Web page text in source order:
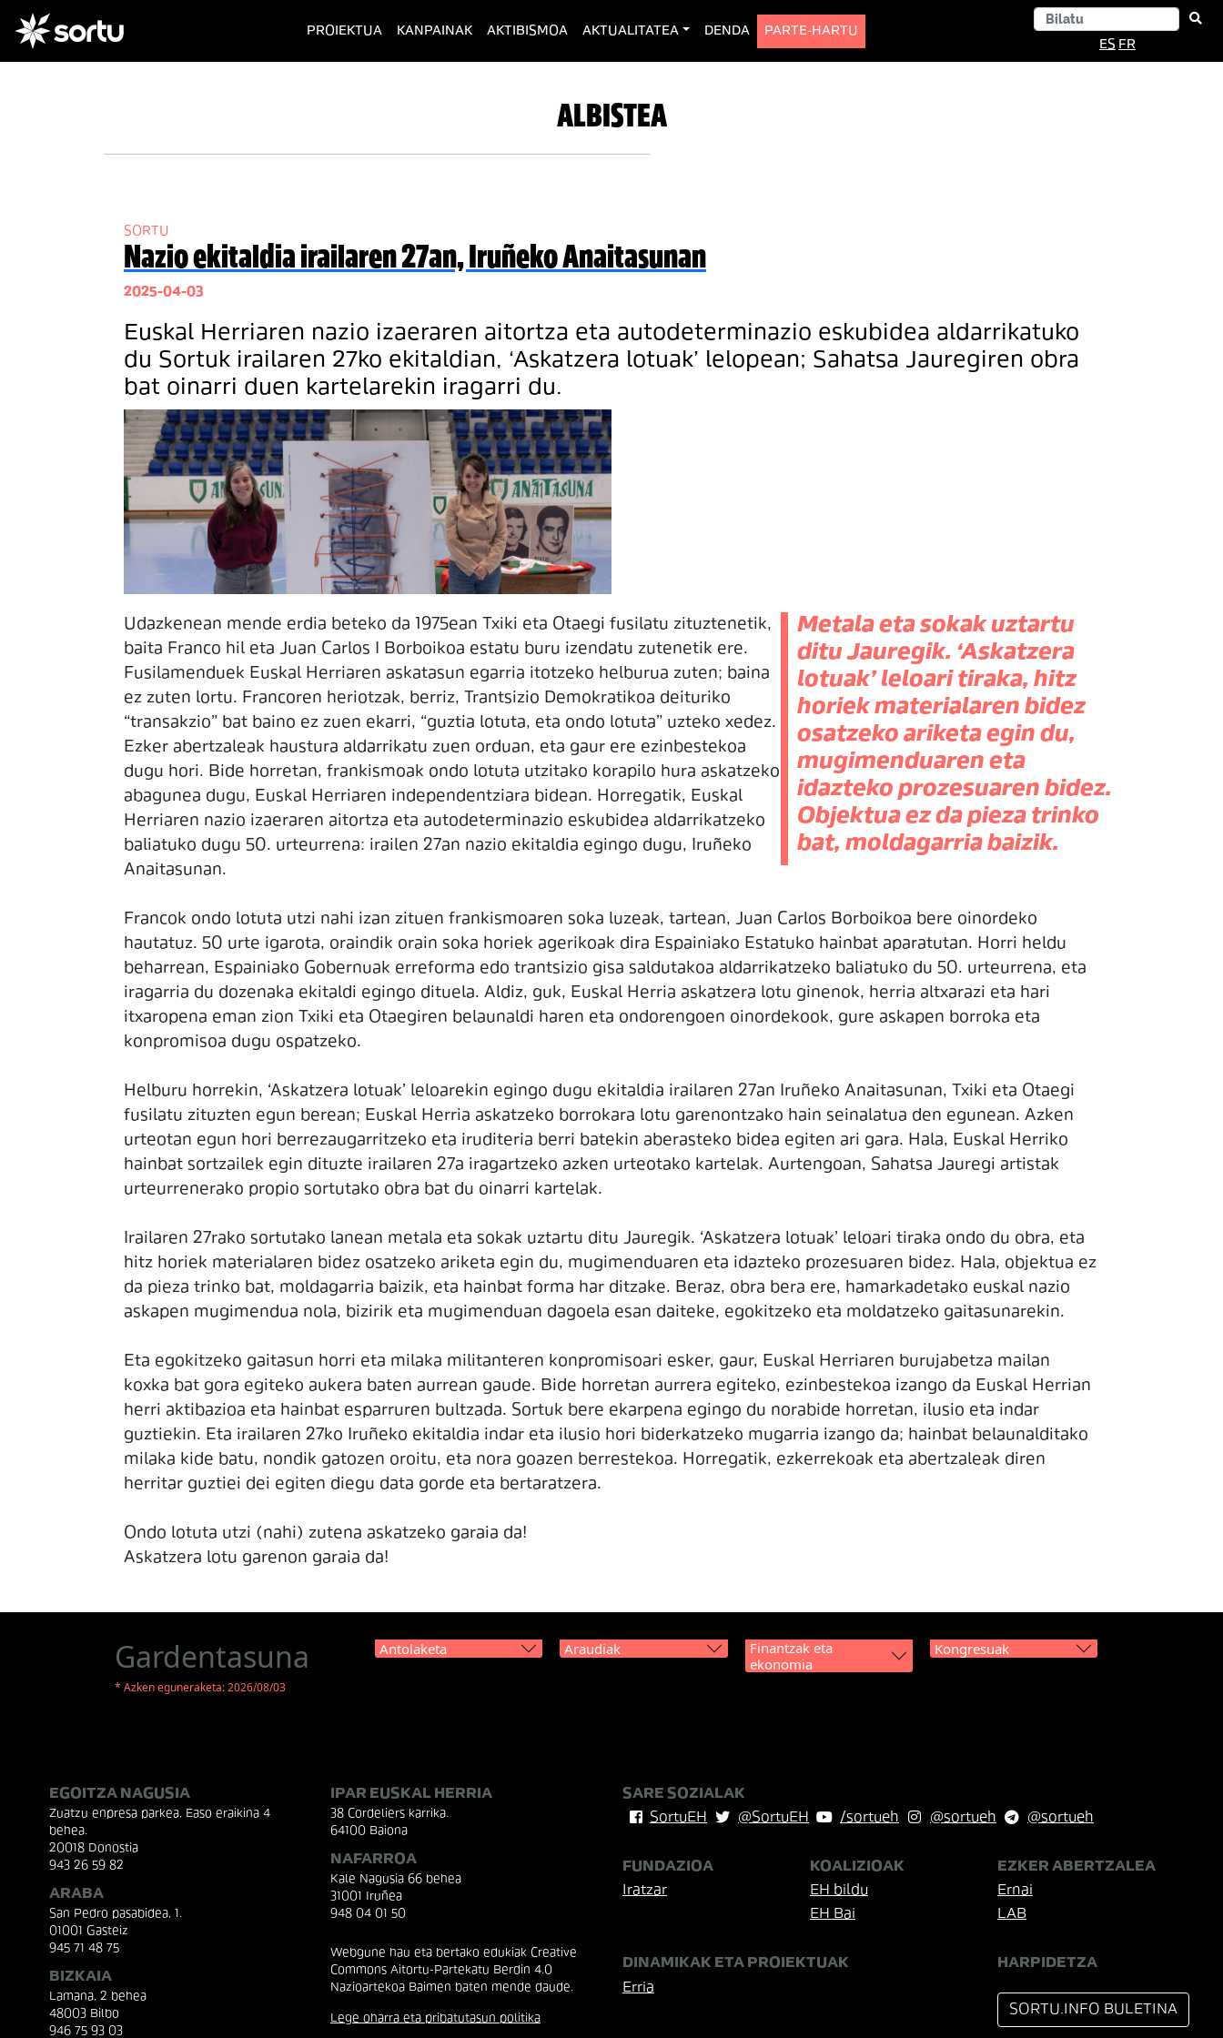
PROIEKTUA (current)
KANPAINAK AKTIBISMOA AKTUALITATEA DENDA
PARTE-HARTU
ES FR
ALBISTEA
SORTU
Nazio ekitaldia irailaren 27an, Iruñeko Anaitasunan
2025-04-03
Euskal Herriaren nazio izaeraren aitortza eta autodeterminazio eskubidea aldarrikatuko
du Sortuk irailaren 27ko ekitaldian, ‘Askatzera lotuak’ lelopean; Sahatsa Jauregiren obra
bat oinarri duen kartelarekin iragarri du.
Metala eta sokak uztartu
ditu Jauregik. ‘Askatzera
lotuak’ leloari tiraka, hitz
horiek materialaren bidez
osatzeko ariketa egin du,
mugimenduaren eta
idazteko prozesuaren bidez.
Objektua ez da pieza trinko
bat, moldagarria baizik.
Udazkenean mende erdia beteko da 1975ean Txiki eta Otaegi fusilatu zituztenetik,
baita Franco hil eta Juan Carlos I Borboikoa estatu buru izendatu zutenetik ere.
Fusilamenduek Euskal Herriaren askatasun egarria itotzeko helburua zuten; baina
ez zuten lortu. Francoren heriotzak, berriz, Trantsizio Demokratikoa deituriko
“transakzio” bat baino ez zuen ekarri, “guztia lotuta, eta ondo lotuta” uzteko xedez.
Ezker abertzaleak haustura aldarrikatu zuen orduan, eta gaur ere ezinbestekoa
dugu hori. Bide horretan, frankismoak ondo lotuta utzitako korapilo hura askatzeko
abagunea dugu, Euskal Herriaren independentziara bidean. Horregatik, Euskal
Herriaren nazio izaeraren aitortza eta autodeterminazio eskubidea aldarrikatzeko
baliatuko dugu 50. urteurrena: irailen 27an nazio ekitaldia egingo dugu, Iruñeko
Anaitasunan.
Francok ondo lotuta utzi nahi izan zituen frankismoaren soka luzeak, tartean, Juan Carlos Borboikoa bere oinordeko
hautatuz. 50 urte igarota, oraindik orain soka horiek agerikoak dira Espainiako Estatuko hainbat aparatutan. Horri heldu
beharrean, Espainiako Gobernuak erreforma edo trantsizio gisa saldutakoa aldarrikatzeko baliatuko du 50. urteurrena, eta
iragarria du dozenaka ekitaldi egingo dituela. Aldiz, guk, Euskal Herria askatzera lotu ginenok, herria altxarazi eta hari
itxaropena eman zion Txiki eta Otaegiren belaunaldi haren eta ondorengoen oinordekook, gure askapen borroka eta
konpromisoa dugu ospatzeko.
Helburu horrekin, ‘Askatzera lotuak’ leloarekin egingo dugu ekitaldia irailaren 27an Iruñeko Anaitasunan, Txiki eta Otaegi
fusilatu zituzten egun berean; Euskal Herria askatzeko borrokara lotu garenontzako hain seinalatua den egunean. Azken
urteotan egun hori berrezaugarritzeko eta iruditeria berri batekin aberasteko bidea egiten ari gara. Hala, Euskal Herriko
hainbat sortzailek egin dituzte irailaren 27a iragartzeko azken urteotako kartelak. Aurtengoan, Sahatsa Jauregi artistak
urteurrenerako propio sortutako obra bat du oinarri kartelak.
Irailaren 27rako sortutako lanean metala eta sokak uztartu ditu Jauregik. ‘Askatzera lotuak’ leloari tiraka ondo du obra, eta
hitz horiek materialaren bidez osatzeko ariketa egin du, mugimenduaren eta idazteko prozesuaren bidez. Hala, objektua ez
da pieza trinko bat, moldagarria baizik, eta hainbat forma har ditzake. Beraz, obra bera ere, hamarkadetako euskal nazio
askapen mugimendua nola, bizirik eta mugimenduan dagoela esan daiteke, egokitzeko eta moldatzeko gaitasunarekin.
Eta egokitzeko gaitasun horri eta milaka militanteren konpromisoari esker, gaur, Euskal Herriaren burujabetza mailan
koxka bat gora egiteko aukera baten aurrean gaude. Bide horretan aurrera egiteko, ezinbestekoa izango da Euskal Herrian
herri aktibazioa eta hainbat esparruren bultzada. Sortuk bere ekarpena egingo du norabide horretan, ilusio eta indar
guztiekin. Eta irailaren 27ko Iruñeko ekitaldia indar eta ilusio hori biderkatzeko mugarria izango da; hainbat belaunalditako
milaka kide batu, nondik gatozen oroitu, eta nora goazen berrestekoa. Horregatik, ezkerrekoak eta abertzaleak diren
herritar guztiei dei egiten diegu data gorde eta bertaratzera.
Ondo lotuta utzi (nahi) zutena askatzeko garaia da!
Askatzera lotu garenon garaia da!
Gardentasuna
* Azken eguneraketa: 2026/08/03
Antolaketa Araudiak
Finantzak eta
ekonomia
Kongresuak
EGOITZA NAGUSIA
Zuatzu enpresa parkea, Easo eraikina 4
behea.
20018 Donostia
943 26 59 82
ARABA
San Pedro pasabidea, 1.
01001 Gasteiz
945 71 48 75
BIZKAIA
Lamana, 2 behea
48003 Bilbo
946 75 93 03
IPAR EUSKAL HERRIA
38 Cordeliers karrika.
64100 Baiona
NAFARROA
Kale Nagusia 66 behea
31001 Iruñea
948 04 01 50
Webgune hau eta bertako edukiak Creative
Commons Aitortu-Partekatu Berdin 4.0
Nazioartekoa Baimen baten mende daude.
Lege oharra eta pribatutasun politika
SARE SOZIALAK
SortuEH
@SortuEH /sortueh @sortueh @sortueh
FUNDAZIOA
Iratzar
KOALIZIOAK
EH bildu
EH Bai
EZKER ABERTZALEA
Ernai
LAB
DINAMIKAK ETA PROIEKTUAK
Erria
HARPIDETZA
SORTU.INFO BULETINA